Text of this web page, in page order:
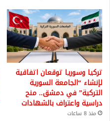
تركيا وسوريا توقعان اتفاقية
لإنشاء “الجامعة السورية
التركية” في دمشق.. منح
دراسية واعتراف بالشهادات
منذ 8 ساعات